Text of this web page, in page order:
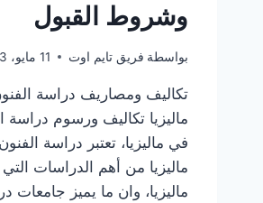
وشروط القبول
بواسطة فريق تايم اوت 11 مايو، 2023
تكاليف ومصاريف دراسة
ماليزيا تكاليف ورسوم دراسة
في ماليزيا، تعتبر دراسة
ماليزيا من أهم الدراسات
ماليزيا، وان ما يميز جامعات